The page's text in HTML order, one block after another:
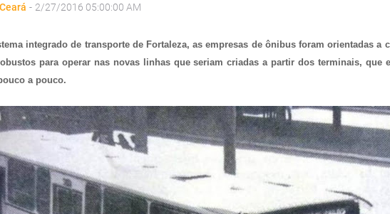
- 2/27/2016 05:00:00 AM
integrado de transporte de Fortaleza, as empresas de ônibus foram orientadas a
para operar nas novas linhas que seriam criadas a partir dos terminais, que
a pouco.